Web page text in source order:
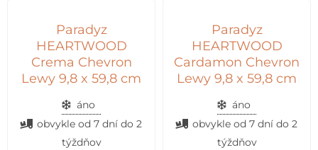
Paradyz
HEARTWOOD
Crema Chevron
Lewy 9,8 x 59,8 cm
áno
obvykle od 7 dní do 2
týždňov
Paradyz
HEARTWOOD
Cardamon Chevron
Lewy 9,8 x 59,8 cm
áno
obvykle od 7 dní do 2
týždňov